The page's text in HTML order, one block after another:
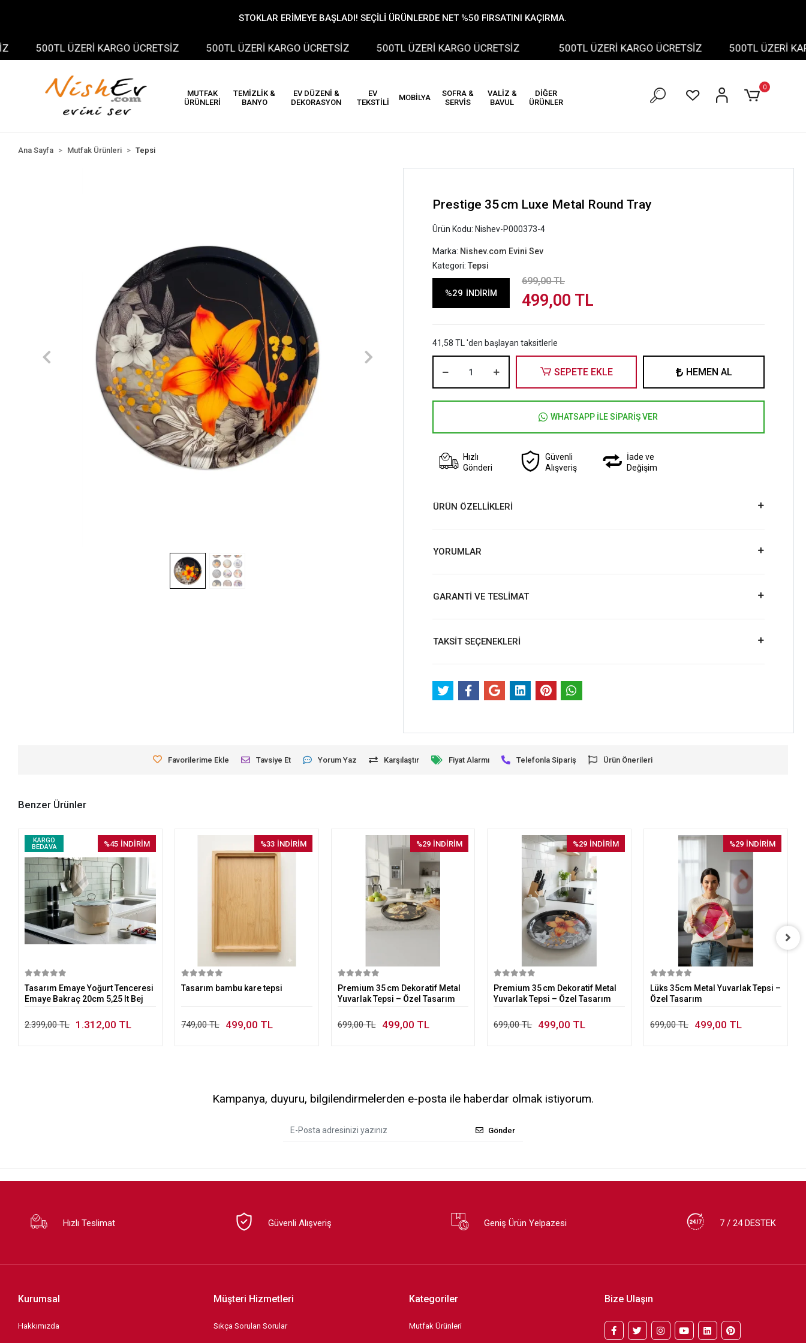
STOKLAR ERİMEYE BAŞLADI! SEÇİLİ ÜRÜNLERDE NET %50 FIRSATINI KAÇIRMA.
500TL ÜZERİ KARGO ÜCRETSİZ 500TL ÜZERİ KARGO ÜCRETSİZ 500TL ÜZERİ KARGO ÜCRETSİZ 500TL ÜZERİ KARGO ÜCRETSİZ 500TL ÜZERİ
MUTFAK
ÜRÜNLERİ
TEMİZLİK &
BANYO
EV DÜZENİ &
DEKORASYON
EV
TEKSTİLİ
MOBİLYA
SOFRA &
SERVİS
VALİZ &
BAVUL
DİĞER
ÜRÜNLER
0
Ana Sayfa Mutfak Ürünleri Tepsi
Prestige 35 cm Luxe Metal Round Tray
Ürün Kodu: Nishev-P000373-4
Marka: Nishev.com Evini Sev
Kategori: Tepsi
%29 İNDİRİM
699,00 TL
499,00 TL
41,58 TL 'den başlayan taksitlerle
SEPETE EKLE HEMEN AL
WHATSAPP İLE SİPARİŞ VER
Hızlı
Gönderi
Güvenli
Alışveriş
İade ve
Değişim
ÜRÜN ÖZELLİKLERİ
YORUMLAR
GARANTİ VE TESLİMAT
TAKSİT SEÇENEKLERİ
Favorilerime Ekle Tavsiye Et Yorum Yaz Karşılaştır Fiyat Alarmı Telefonla Sipariş Ürün Önerileri
Benzer Ürünler
KARGO
BEDAVA
%45 İNDİRİM
Tasarım Emaye Yoğurt Tenceresi
Emaye Bakraç 20cm 5,25 lt Bej
2.399,00 TL 1.312,00 TL
%33 İNDİRİM
Tasarım bambu kare tepsi
749,00 TL 499,00 TL
%29 İNDİRİM
Premium 35 cm Dekoratif Metal
Yuvarlak Tepsi – Özel Tasarım
699,00 TL 499,00 TL
%29 İNDİRİM
Premium 35 cm Dekoratif Metal
Yuvarlak Tepsi – Özel Tasarım
699,00 TL 499,00 TL
%29 İNDİRİM
Lüks 35cm Metal Yuvarlak Tepsi –
Özel Tasarım
699,00 TL 499,00 TL
Kampanya, duyuru, bilgilendirmelerden e-posta ile haberdar olmak istiyorum.
Gönder
Hızlı Teslimat Güvenli Alışveriş Geniş Ürün Yelpazesi 7 / 24 DESTEK
Kurumsal
Hakkımızda
Müşteri Hizmetleri
Sıkça Sorulan Sorular
Kategoriler
Mutfak Ürünleri
Bize Ulaşın